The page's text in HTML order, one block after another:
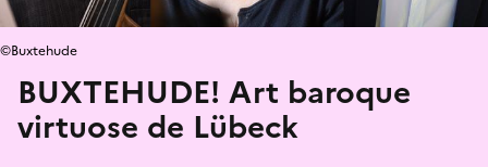
BUXTEHUDE! Art baroque
virtuose de Lübeck
©Buxtehude